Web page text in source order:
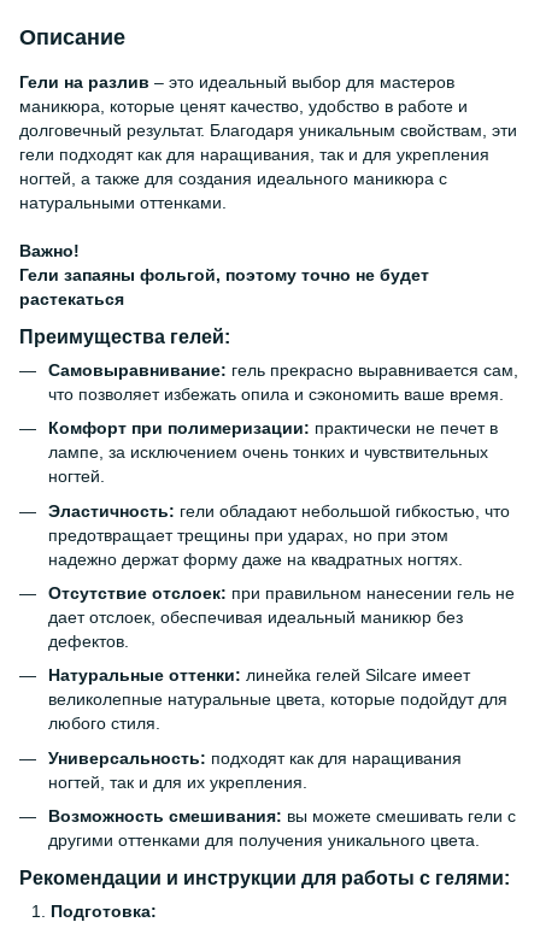
Описание
Гели на разлив – это идеальный выбор для мастеров
маникюра, которые ценят качество, удобство в работе и
долговечный результат. Благодаря уникальным свойствам, эти
гели подходят как для наращивания, так и для укрепления
ногтей, а также для создания идеального маникюра с
натуральными оттенками.
Важно!
Гели запаяны фольгой, поэтому точно не будет
растекаться
Преимущества гелей:
Самовыравнивание: гель прекрасно выравнивается сам,
что позволяет избежать опила и сэкономить ваше время.
Комфорт при полимеризации: практически не печет в
лампе, за исключением очень тонких и чувствительных
ногтей.
Эластичность: гели обладают небольшой гибкостью, что
предотвращает трещины при ударах, но при этом
надежно держат форму даже на квадратных ногтях.
Отсутствие отслоек: при правильном нанесении гель не
дает отслоек, обеспечивая идеальный маникюр без
дефектов.
Натуральные оттенки: линейка гелей Silcare имеет
великолепные натуральные цвета, которые подойдут для
любого стиля.
Универсальность: подходят как для наращивания
ногтей, так и для их укрепления.
Возможность смешивания: вы можете смешивать гели с
другими оттенками для получения уникального цвета.
Рекомендации и инструкции для работы с гелями:
Подготовка: